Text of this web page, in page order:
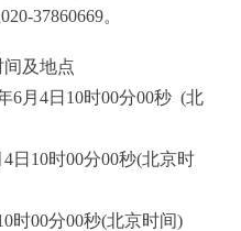
37860669。
间及地点
6月4日10时00分00秒 (北
4日10时00分00秒(北京时
时00分00秒(北京时间)